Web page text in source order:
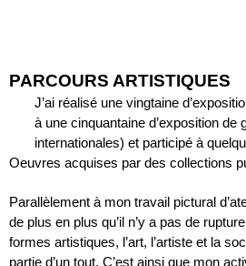
PARCOURS ARTISTIQUES
J’ai réalisé une vingtaine
à une cinquantaine d’exposition de
internationales) et participé à
Oeuvres acquises par des collections
Parallèlement à mon travail pictural
de plus en plus qu’il n’y a pas de
formes artistiques, l’art, l’artiste et la
partie d’un tout. C’est ainsi que mon